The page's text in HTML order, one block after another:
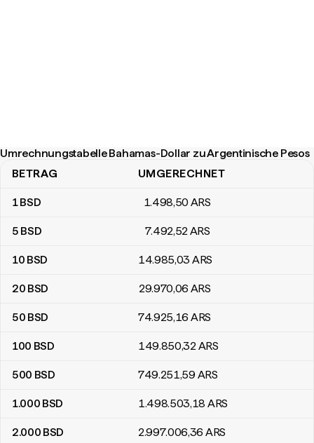
Umrechnungstabelle Bahamas-Dollar zu Argentinische Pesos
Umrechnungstabelle Bahamas-Dollar zu Argentinische Pesos
BETRAG UMGERECHNET
1BSD 1.498,50 ARS
5 BSD 7.492,52ARS
10 BSD 14.985,03 ARS
20 BSD 29.970,06 ARS
50 BSD 74.925,16 ARS
100 BSD 149.850,32ARS
500 BSD 749.251,59 ARS
1.000 BSD 1.498.503,18 ARS
2.000 BSD 2.997.006,36 ARS